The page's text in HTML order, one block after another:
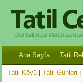
Ana Sayfa Tatil
Tatil Köyü Tatil Günleri